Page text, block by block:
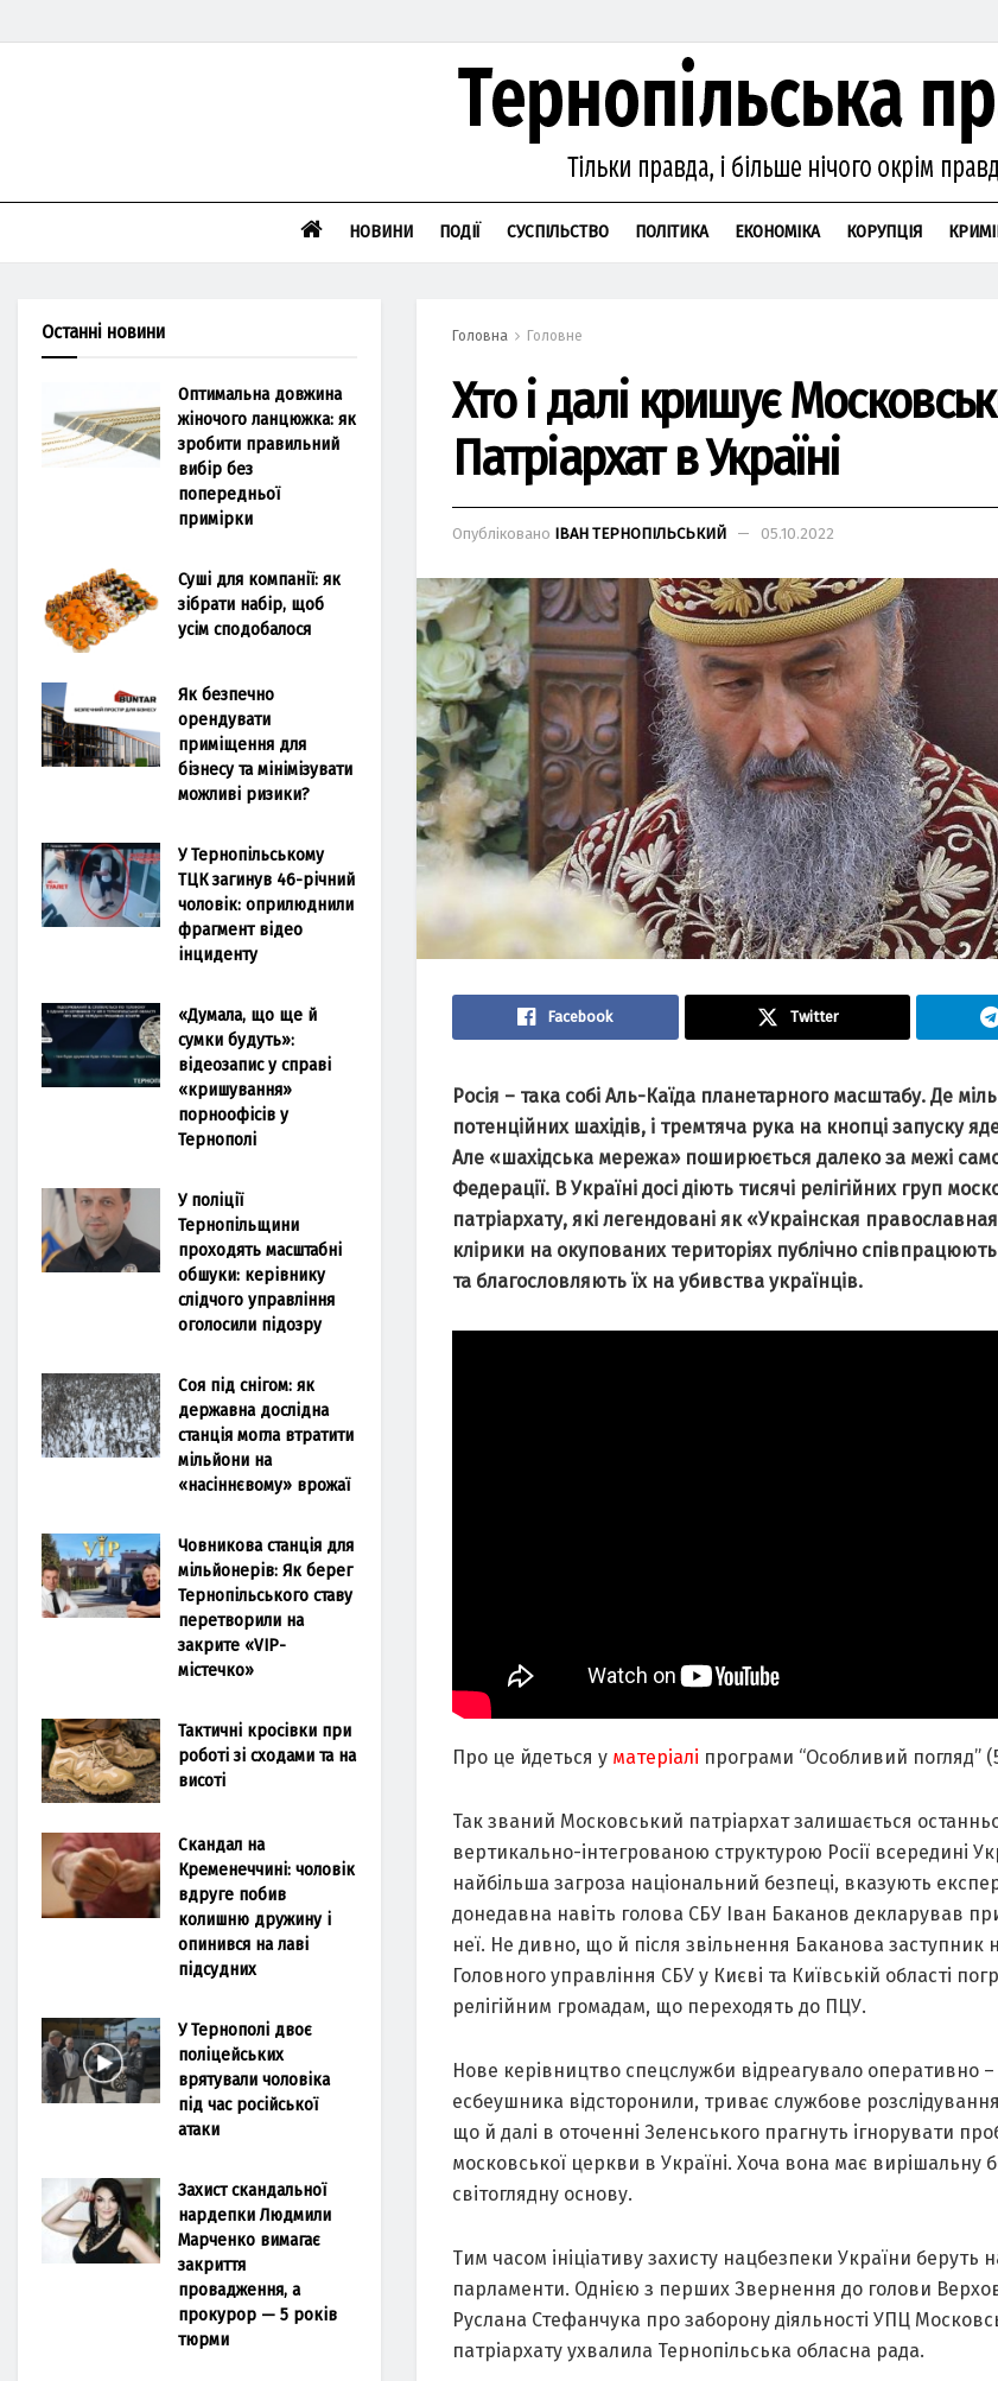
НОВИНИ ПОДІЇ СУСПІЛЬСТВО ПОЛІТИКА ЕКОНОМІКА КОРУПЦІЯ
Головна Головне
Хто і далі кришує
Патріархат в Україні
Опубліковано ІВАН ТЕРНОПІЛЬСЬКИЙ 05.10.2022
Facebook Twitter
Росія – така собі Аль-Каїда планетарного масштабу. Де
потенційних шахідів, і тремтяча рука на кнопці запуску
Але «шахідська мережа» поширюється далеко за межі
Федерації. В Україні досі діють тисячі релігійних груп
патріархату, які легендовані як «Украінская
клірики на окупованих територіях публічно
та благословляють їх на убивства українців.
Про це йдеться у матеріалі програми “Особливий погляд”
Так званий Московський патріархат залишається
вертикально-інтегрованою структурою Росії всередині
найбільша загроза національний безпеці, вказують
донедавна навіть голова СБУ Іван Баканов декларував
неї. Не дивно, що й після звільнення Баканова заступник
Головного управління СБУ у Києві та Київській області
релігійним громадам, що переходять до ПЦУ.
Нове керівництво спецслужби відреагувало оперативно –
есбеушника відсторонили, триває службове
що й далі в оточенні Зеленського прагнуть ігнорувати
московської церкви в Україні. Хоча вона має вирішальну
світоглядну основу.
Тим часом ініціативу захисту нацбезпеки України беруть
парламенти. Однією з перших Звернення до голови
Руслана Стефанчука про заборону діяльності УПЦ
патріархату ухвалила Тернопільська обласна рада.
Останні новини
Оптимальна довжина
жіночого ланцюжка: як
зробити правильний
вибір без
попередньої
примірки
Суші для компанії: як
зібрати набір, щоб
усім сподобалося
Як безпечно
орендувати
приміщення для
бізнесу та мінімізувати
можливі ризики?
У Тернопільському
ТЦК загинув 46-річний
чоловік: оприлюднили
фрагмент відео
інциденту
«Думала, що ще й
сумки будуть»:
відеозапис у справі
«кришування»
порноофісів у
Тернополі
У поліції
Тернопільщини
проходять масштабні
обшуки: керівнику
слідчого управління
оголосили підозру
Соя під снігом: як
державна дослідна
станція могла втратити
мільйони на
«насіннєвому» врожаї
Човникова станція для
мільйонерів: Як берег
Тернопільського ставу
перетворили на
закрите «VIP-
містечко»
Тактичні кросівки при
роботі зі сходами та на
висоті
Скандал на
Кременеччині: чоловік
вдруге побив
колишню дружину і
опинився на лаві
підсудних
У Тернополі двоє
поліцейських
врятували чоловіка
під час російської
атаки
Захист скандальної
нардепки Людмили
Марченко вимагає
закриття
провадження, а
прокурор — 5 років
тюрми